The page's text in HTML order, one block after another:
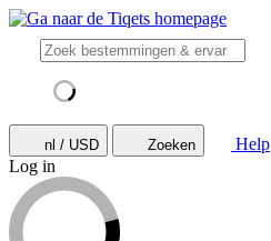
nl / USD Zoeken
Help
Log in